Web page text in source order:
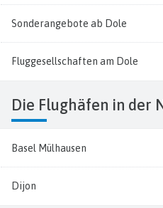
Sonderangebote ab Dole
Fluggesellschaften am Dole
Die Flughäfen in der
Basel Mülhausen
Dijon